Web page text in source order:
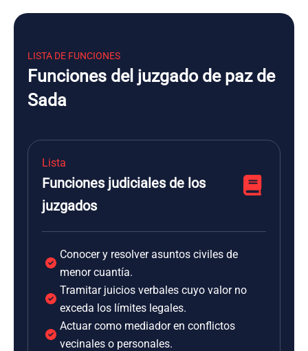
LISTA DE FUNCIONES
Funciones del juzgado de paz de
Sada
Lista
Funciones judiciales de los
juzgados
Conocer y resolver asuntos civiles de
menor cuantía.
Tramitar juicios verbales cuyo valor no
exceda los límites legales.
Actuar como mediador en conflictos
vecinales o personales.